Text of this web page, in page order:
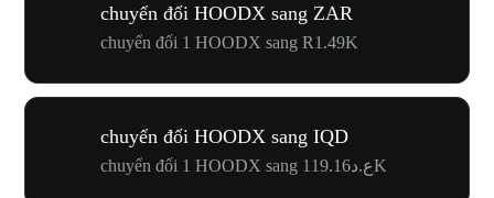
chuyển đổi HOODX sang ZAR
chuyển đổi 1 HOODX sang R1.49K
chuyển đổi HOODX sang IQD
chuyển đổi 1 HOODX sang ع.د119.16K